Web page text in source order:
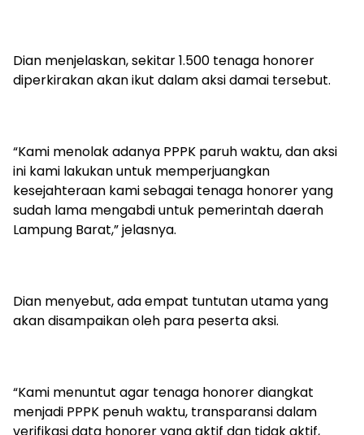
Dian menjelaskan, sekitar 1.500 tenaga honorer
diperkirakan akan ikut dalam aksi damai tersebut.
“Kami menolak adanya PPPK paruh waktu, dan aksi
ini kami lakukan untuk memperjuangkan
kesejahteraan kami sebagai tenaga honorer yang
sudah lama mengabdi untuk pemerintah daerah
Lampung Barat,” jelasnya.
Dian menyebut, ada empat tuntutan utama yang
akan disampaikan oleh para peserta aksi.
“Kami menuntut agar tenaga honorer diangkat
menjadi PPPK penuh waktu, transparansi dalam